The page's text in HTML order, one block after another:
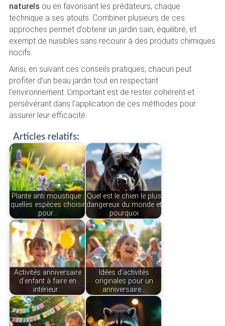
naturels ou en favorisant les prédateurs, chaque
technique a ses atouts. Combiner plusieurs de ces
approches permet d’obtenir un jardin sain, équilibré, et
exempt de nuisibles sans recourir à des produits chimiques
nocifs.
Ainsi, en suivant ces conseils pratiques, chacun peut
profiter d’un beau jardin tout en respectant
l’environnement. L’important est de rester cohérent et
persévérant dans l’application de ces méthodes pour
assurer leur efficacité.
Articles relatifs:
Plante anti moustique :
quelles espèces choisir
pour…
Quel est le chien le plus
dangereux du monde et
pourquoi
Activités anniversaire
d’enfant à faire en
intérieur…
Idées d’activités
originales pour un
anniversaire…